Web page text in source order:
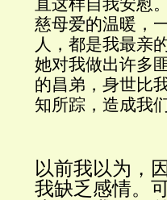
慈母爱的温暖，
人，都是我最亲
她对我做出许多
的昌弟，身世比
知所踪，造成我
以前我以为，
我缺乏感情。